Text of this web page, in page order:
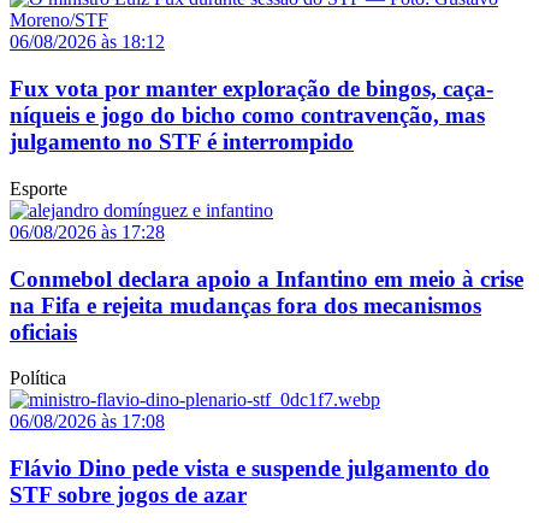
06/08/2026 às 18:12
Fux vota por manter exploração de bingos, caça-
níqueis e jogo do bicho como contravenção, mas
julgamento no STF é interrompido
Esporte
06/08/2026 às 17:28
Conmebol declara apoio a Infantino em meio à crise
na Fifa e rejeita mudanças fora dos mecanismos
oficiais
Política
06/08/2026 às 17:08
Flávio Dino pede vista e suspende julgamento do
STF sobre jogos de azar